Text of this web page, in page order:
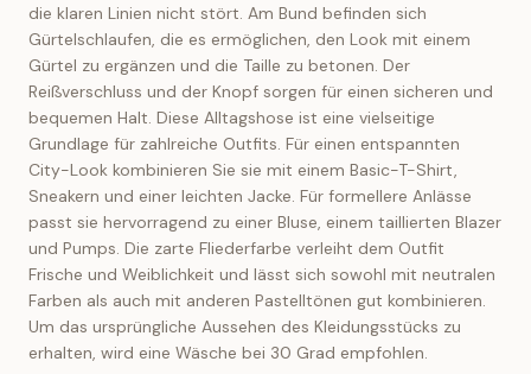
die klaren Linien nicht stört. Am Bund befinden sich
Gürtelschlaufen, die es ermöglichen, den Look mit einem
Gürtel zu ergänzen und die Taille zu betonen. Der
Reißverschluss und der Knopf sorgen für einen sicheren und
bequemen Halt. Diese Alltagshose ist eine vielseitige
Grundlage für zahlreiche Outfits. Für einen entspannten
City-Look kombinieren Sie sie mit einem Basic-T-Shirt,
Sneakern und einer leichten Jacke. Für formellere Anlässe
passt sie hervorragend zu einer Bluse, einem taillierten Blazer
und Pumps. Die zarte Fliederfarbe verleiht dem Outfit
Frische und Weiblichkeit und lässt sich sowohl mit neutralen
Farben als auch mit anderen Pastelltönen gut kombinieren.
Um das ursprüngliche Aussehen des Kleidungsstücks zu
erhalten, wird eine Wäsche bei 30 Grad empfohlen.